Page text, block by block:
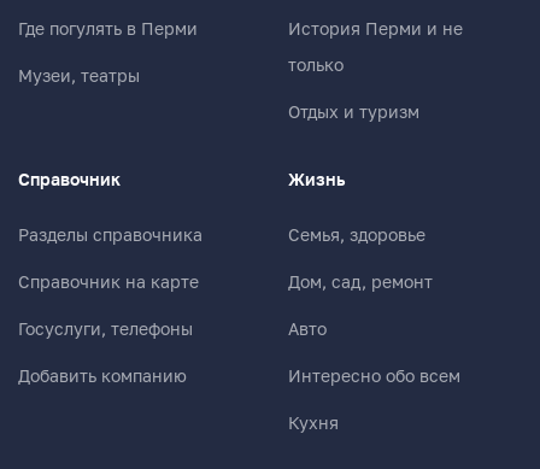
Где погулять в Перми
Музеи, театры
История Перми и не
только
Отдых и туризм
Справочник
Разделы справочника
Справочник на карте
Госуслуги, телефоны
Добавить компанию
Жизнь
Семья, здоровье
Дом, сад, ремонт
Авто
Интересно обо всем
Кухня